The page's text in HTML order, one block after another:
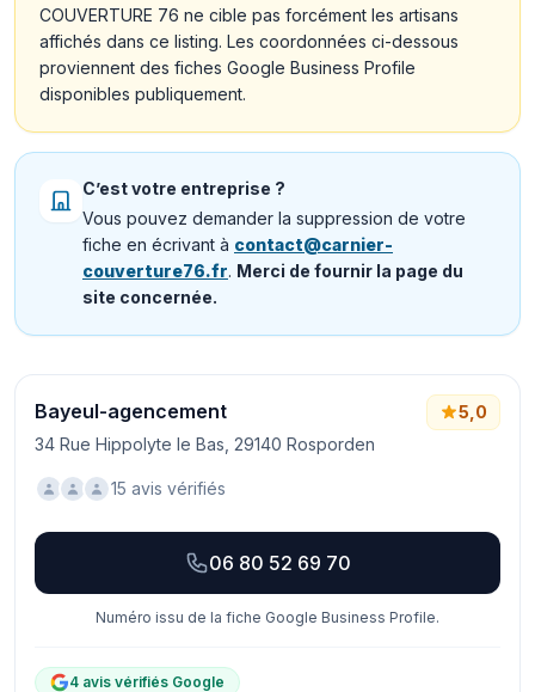
COUVERTURE 76 ne cible pas forcément les artisans
affichés dans ce listing. Les coordonnées ci-dessous
proviennent des fiches Google Business Profile
disponibles publiquement.
C’est votre entreprise ?
Vous pouvez demander la suppression de votre
fiche en écrivant à contact@carnier-
couverture76.fr. Merci de fournir la page du
site concernée.
Bayeul-agencement
34 Rue Hippolyte le Bas, 29140 Rosporden
5,0
15 avis vérifiés
06 80 52 69 70
Numéro issu de la fiche Google Business Profile.
4 avis vérifiés Google